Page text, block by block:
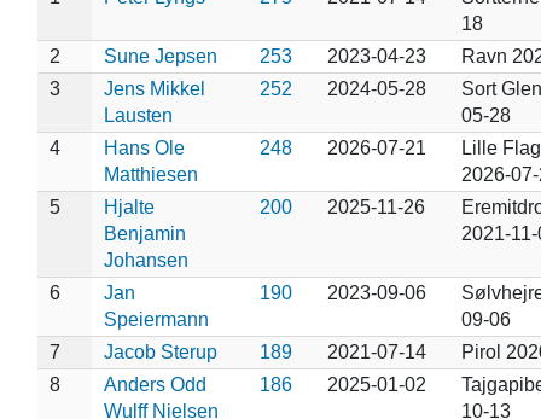
18
2
Sune Jepsen 253 2023-04-23
Ravn
3
Jens Mikkel
Lausten
252 2024-05-28
Sort
05-28
4
Hans Ole
Matthiesen
248 2026-07-21
Lille
2026-
5
Hjalte
Benjamin
Johansen
200 2025-11-26
2021-
6
Jan
Speiermann
190 2023-09-06
09-06
7
Jacob Sterup 189 2021-07-14
Pirol
8
Anders Odd
Wulff Nielsen
186 2025-01-02
10-13